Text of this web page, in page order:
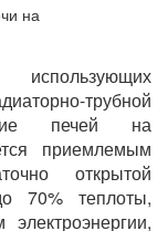
на
трубной
печей на
приемлемым
открытой
70% теплоты,